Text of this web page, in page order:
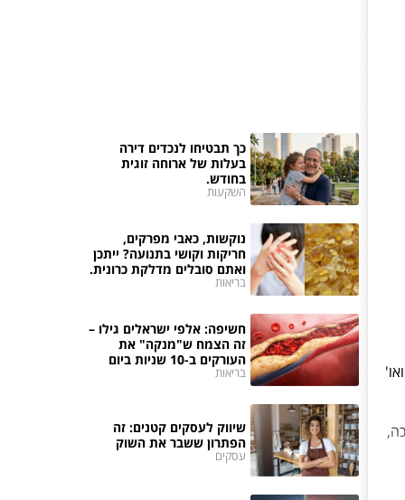
כך תבטיחו לנכדים דירה
בעלות של ארוחה זוגית
בחודש.
השקעות
נוקשות, כאבי מפרקים,
חריקות וקושי בתנועה? ייתכן
ואתם סובלים מדלקת כרונית.
בריאות
חשיפה: אלפי ישראלים גילו –
זה הצמח ש"מנקה" את
העורקים ב-10 שניות ביום
בריאות
שיווק לעסקים קטנים: זה
הפתרון ששבר את השוק
עסקים